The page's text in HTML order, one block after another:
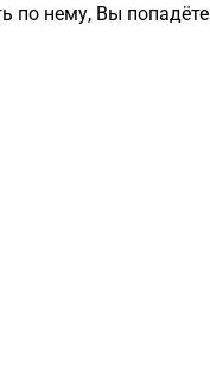
по нему, Вы попадёте